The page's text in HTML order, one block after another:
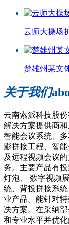
云师大操场
楚雄州某文
关于我们
云南索派科技股
解决方案提供商
智能会议系统、
影拼接工程、智
及远程视频会议
务。主要产品有
灯泡、 数字视频
统、背投拼接系
业产品。能针对
决方案。在采纳
和专业水平并优化